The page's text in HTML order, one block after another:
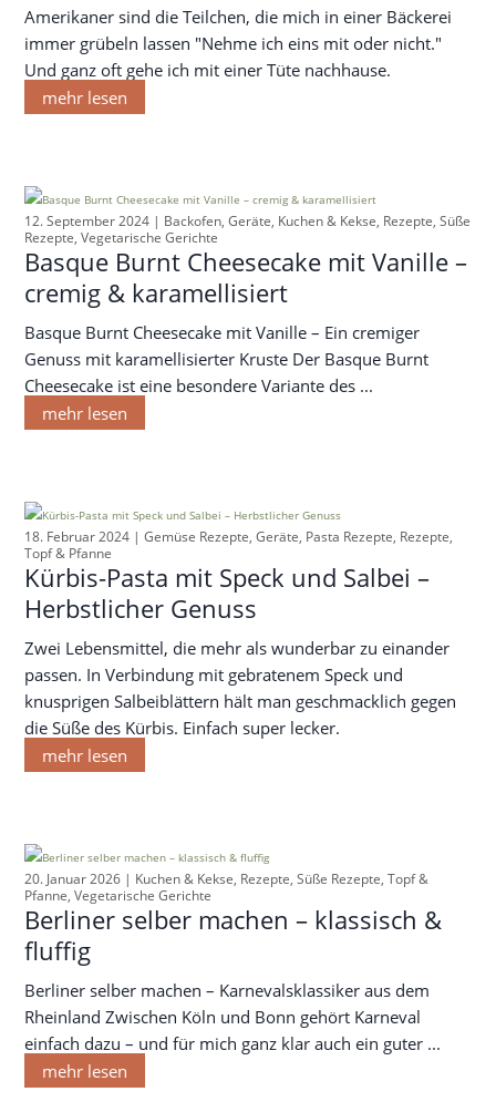
Amerikaner sind die Teilchen, die mich in einer Bäckerei
immer grübeln lassen "Nehme ich eins mit oder nicht."
Und ganz oft gehe ich mit einer Tüte nachhause.
mehr lesen
12. September 2024 | Backofen, Geräte, Kuchen & Kekse, Rezepte, Süße
Rezepte, Vegetarische Gerichte
Basque Burnt Cheesecake mit Vanille –
cremig & karamellisiert
Basque Burnt Cheesecake mit Vanille – Ein cremiger
Genuss mit karamellisierter Kruste Der Basque Burnt
Cheesecake ist eine besondere Variante des ...
mehr lesen
18. Februar 2024 |Gemüse Rezepte, Geräte, Pasta Rezepte, Rezepte,
Topf & Pfanne
Kürbis-Pasta mit Speck und Salbei –
Herbstlicher Genuss
Zwei Lebensmittel, die mehr als wunderbar zu einander
passen. In Verbindung mit gebratenem Speck und
knusprigen Salbeiblättern hält man geschmacklich gegen
die Süße des Kürbis. Einfach super lecker.
mehr lesen
20. Januar 2026 | Kuchen & Kekse, Rezepte, Süße Rezepte, Topf &
Pfanne, Vegetarische Gerichte
Berliner selber machen – klassisch &
fluffig
Berliner selber machen – Karnevalsklassiker aus dem
Rheinland Zwischen Köln und Bonn gehört Karneval
einfach dazu – und für mich ganz klar auch ein guter ...
mehr lesen